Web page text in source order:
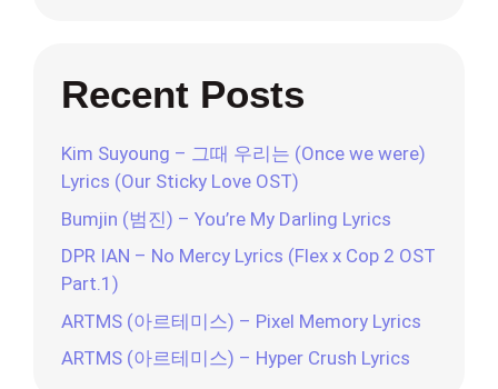
Recent Posts
Kim Suyoung – 그때 우리는 (Once we were)
Lyrics (Our Sticky Love OST)
Bumjin (범진) – You’re My Darling Lyrics
DPR IAN – No Mercy Lyrics (Flex x Cop 2 OST
Part.1)
ARTMS (아르테미스) – Pixel Memory Lyrics
ARTMS (아르테미스) – Hyper Crush Lyrics